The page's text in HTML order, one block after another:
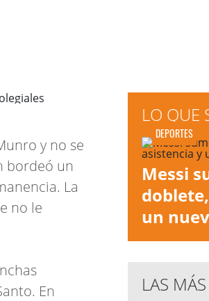
y no se
bordeó un
La
no le
En
LO QUE
DEPORTES
Messi
un
LAS